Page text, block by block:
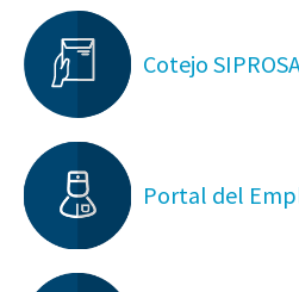
Cotejo
Portal del